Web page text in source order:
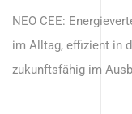
NEO CEE:
im Alltag, effizient in
zukunftsfähig im
Anwendungen –
zukunftsfähig.